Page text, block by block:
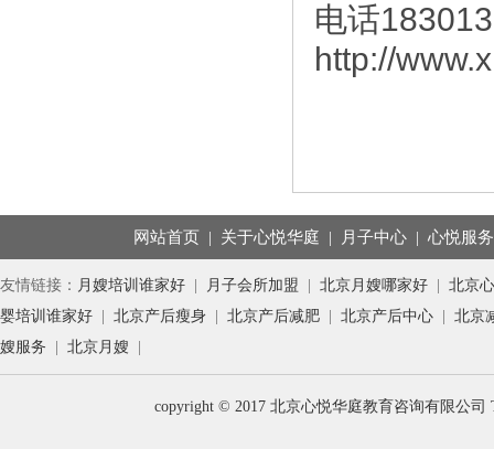
电话
http://
网站首页 | 关于心悦华庭 | 月子中心 |心悦服务
友情链接： 月嫂培训谁家好 月子会所加盟 北京月嫂哪家好
北京
婴培训谁家好
北京产后瘦身 北京产后减肥 北京产后中心
北京
嫂服务
北京月嫂
copyright © 2017 北京心悦华庭教育咨询有限公司